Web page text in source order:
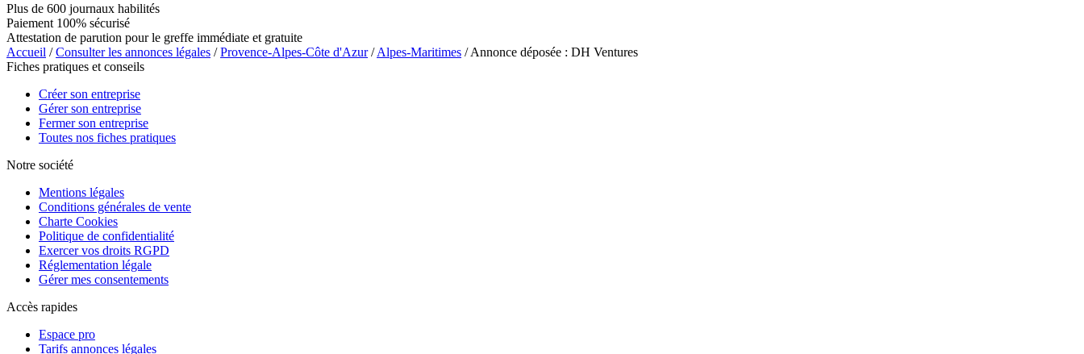
Plus de 600 journaux habilités
Paiement 100% sécurisé
Attestation de parution pour le greffe immédiate et gratuite
Accueil /Consulter les annonces légales /Provence-Alpes-Côte d'Azur/Alpes-Maritimes / Annonce déposée : DH Ventures
Fiches pratiques et conseils
Créer son entreprise
Gérer son entreprise
Fermer son entreprise
Toutes nos fiches pratiques
Notre société
Mentions légales
Conditions générales de vente
Charte Cookies
Politique de confidentialité
Exercer vos droits RGPD
Réglementation légale
Gérer mes consentements
Accès rapides
Espace pro
Tarifs annonces légales